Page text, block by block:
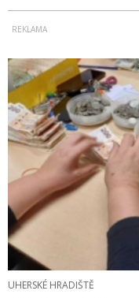
UHERSKÉ HRADIŠTĚ